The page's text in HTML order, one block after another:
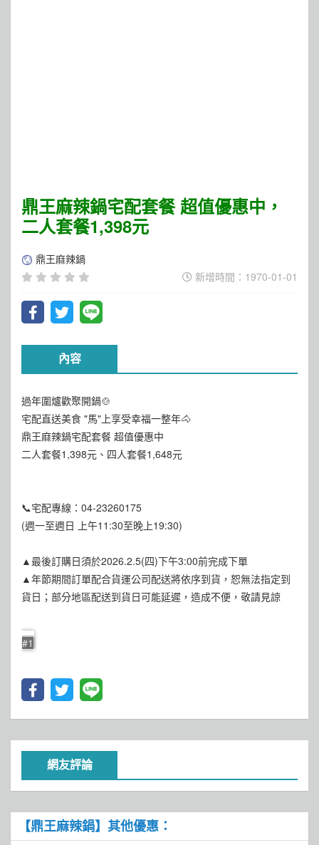
鼎王麻辣鍋宅配套餐 超值優惠中，
二人套餐1,398元
鼎王麻辣鍋
新增時間：1970-01-01
內容
過年圍爐歡聚開鍋🍲
宅配直送美食 "馬"上享受幸福一整年🐴
鼎王麻辣鍋宅配套餐 超值優惠中
二人套餐1,398元、四人套餐1,648元
📞宅配專線：04-23260175
(週一至週日 上午11:30至晚上19:30)
▲最後訂購日須於2026.2.5(四)下午3:00前完成下單
▲年節期間訂單配合貨運公司配送將依序到貨，恕無法指定到
貨日；部分地區配送到貨日可能延遲，造成不便，敬請見諒
#1
網友評論
【鼎王麻辣鍋】其他優惠：